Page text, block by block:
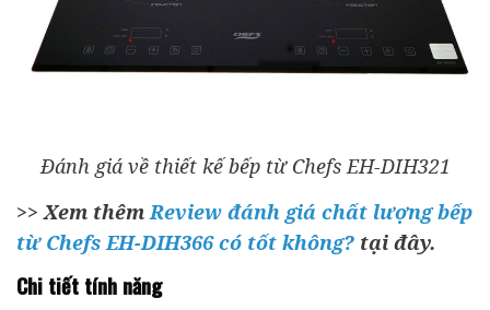
Đánh giá về thiết kế bếp từ Chefs EH-DIH321
>> Xem thêm Review đánh giá chất lượng bếp
từ Chefs EH-DIH366 có tốt không? tại đây.
Chi tiết tính năng